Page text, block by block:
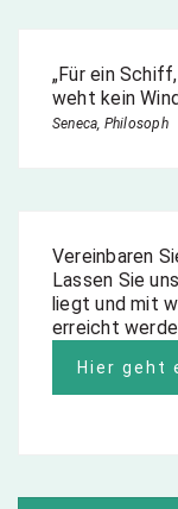
„Für ein
weht kein
Seneca, Philosoph
Vereinbaren
Lassen Sie
liegt und mit
erreicht
Hier geht